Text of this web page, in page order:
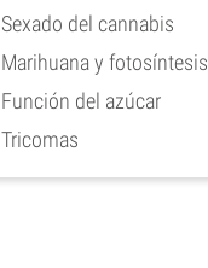
Sexado del cannabis
Marihuana y fotosíntesis
Función del azúcar
Tricomas